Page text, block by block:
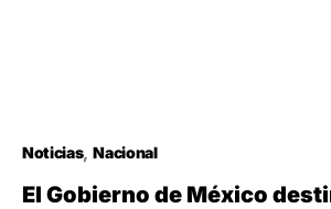
Noticias Nacional
El Gobierno de México